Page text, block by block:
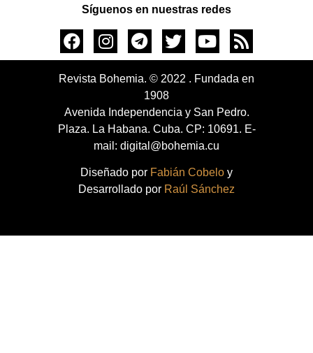
Síguenos en nuestras redes
Revista Bohemia. © 2022 . Fundada en
1908
Avenida Independencia y San Pedro.
Plaza. La Habana. Cuba. CP: 10691. E-
mail: digital@bohemia.cu
Diseñado por Fabián Cobelo y
Desarrollado por Raúl Sánchez